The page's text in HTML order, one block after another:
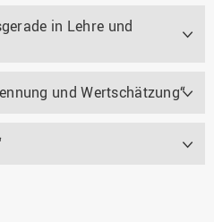
in Lehre und
und Wertschätzung“